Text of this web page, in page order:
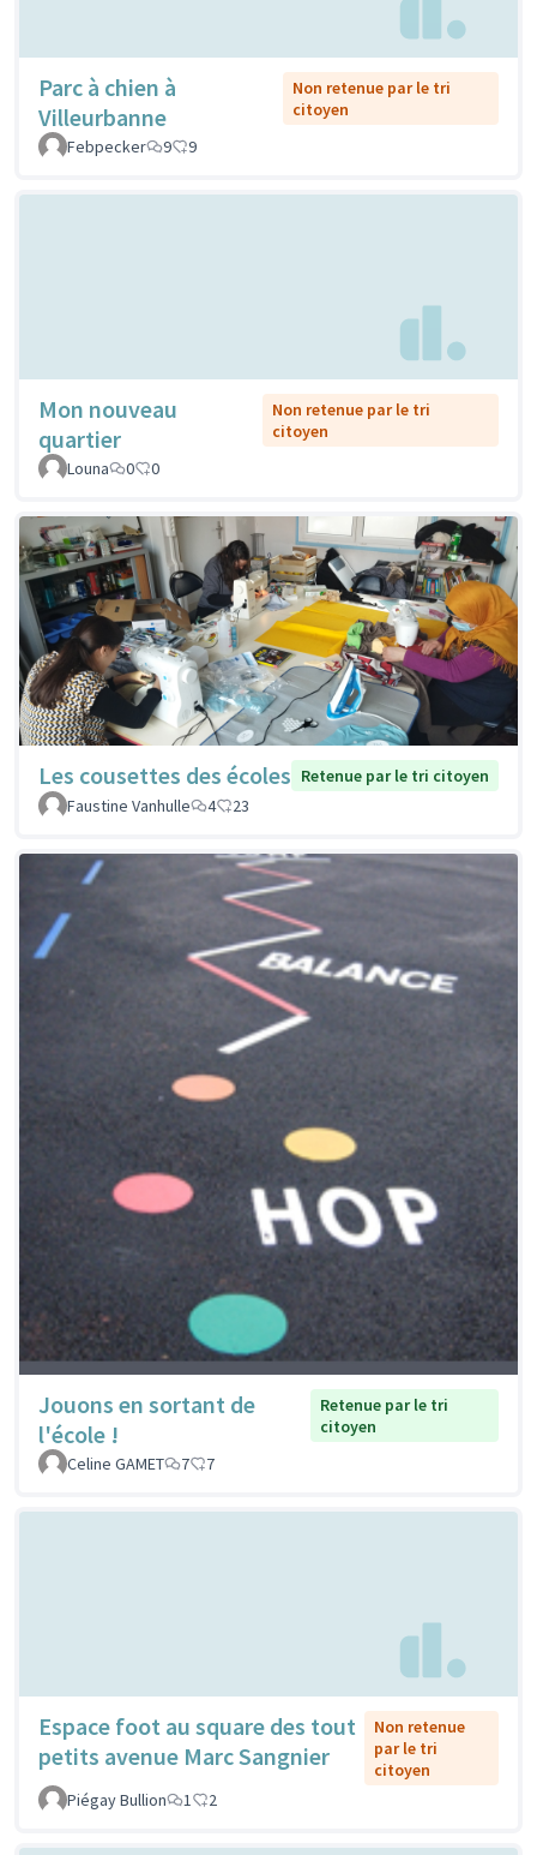
Parc à chien à
Villeurbanne
Non retenue par le tri
citoyen
Febpecker
9 9
Mon nouveau
quartier
Non retenue par le tri
citoyen
Louna
0 0
Les cousettes des écoles Retenue par le tri citoyen
Faustine Vanhulle
4 23
Jouons en sortant de
l'école !
Retenue par le tri
citoyen
Celine GAMET
7 7
Espace foot au square des tout
petits avenue Marc Sangnier
Non retenue
par le tri
citoyen
Piégay Bullion
1 2